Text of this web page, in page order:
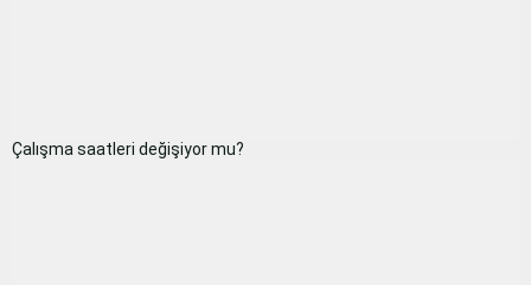
Çalışma saatleri değişiyor mu?